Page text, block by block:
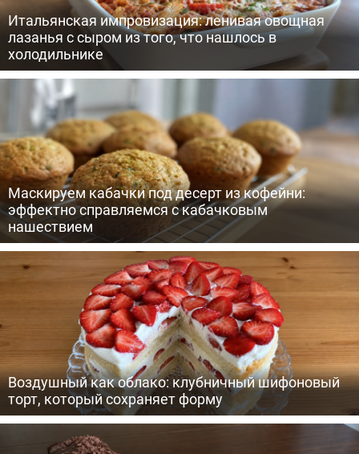
Итальянская импровизация: ленивая овощная
лазанья с сыром из того, что нашлось в
холодильнике
Маскируем кабачки под десерт из кофейни:
эффектно справляемся с кабачковым
нашествием
Воздушный как облако: клубничный шифоновый
торт, который сохраняет форму